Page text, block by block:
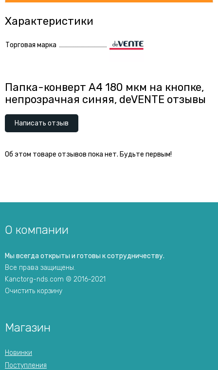
Характеристики
Торговая марка
Папка-конверт A4 180 мкм на кнопке,
непрозрачная синяя, deVENTE отзывы
Написать отзыв
Об этом товаре отзывов пока нет. Будьте первым!
О компании
Мы всегда открыты и готовы к сотрудничеству.
Все права защищены.
Kanctorg-nds.com © 2016-2021
Очистить корзину
Магазин
Новинки
Поступления